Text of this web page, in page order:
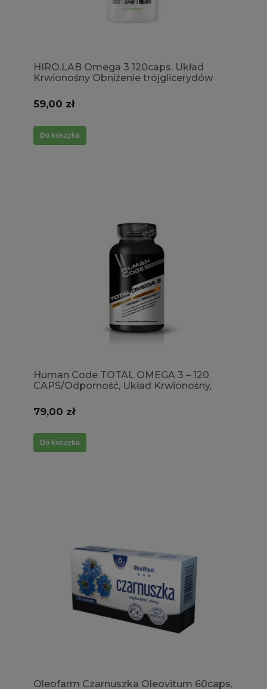
HIRO.LAB Omega 3 120caps. Układ
Krwionośny Obniżenie trójglicerydów
Funkcje poznawcze Mózgu
59,00 zł
Do koszyka
Human Code TOTAL OMEGA 3 – 120
CAPS/Odporność, Układ Krwionośny,
79,00 zł
Do koszyka
Oleofarm Czarnuszka Oleovitum 60caps.